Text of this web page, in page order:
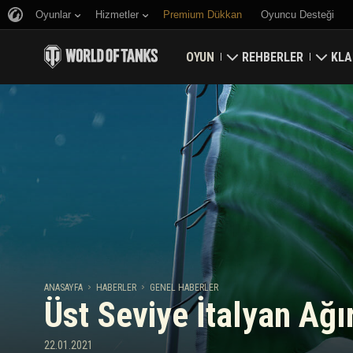
Oyunlar Hizmetler Premium Dükkan Oyuncu Desteği
OYUN
Hemen İndirin
Bonus Kodları Alın
Haberler
Reytingler
Güncellemeler
Tankopedi
Müzik
REHBERLER
Yeni Başlayanlar
Genel Rehber
Oyun Ekonomisi
Hesap Güvenliği
Adil Oyun Politikası
Wargaming.net Game
Kale
ANASAYFA HABERLER GENEL HABERLER
Üst Seviye İtalyan
22.01.2021